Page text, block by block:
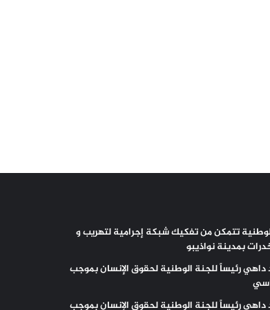
تتمكن من تفكيك شبكة إجرامية لتهريب و
بمدينة نواذيبو
داهي رئيساً للجنة الوطنية لحقوق الإنسان بموجب
داهي رئيساً للجنة الوطنية لحقوق الإنسان بموجب